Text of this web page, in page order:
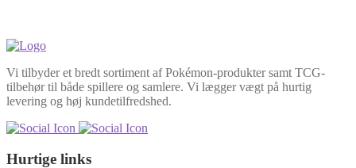
Vi tilbyder et bredt sortiment af Pokémon-produkter samt TCG-
tilbehør til både spillere og samlere. Vi lægger vægt på hurtig
levering og høj kundetilfredshed.
Hurtige links